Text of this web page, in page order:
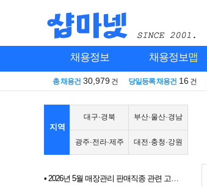
채용정보 채용정보맵
총 채용건 30,979 건 당일등록 채용건 16 건
지역
대구·경북
광주·전라·제주
부산·울산·경남
대전·충청·강원
• 2026년 5월 매장관리 판매직종 관련 고용동향